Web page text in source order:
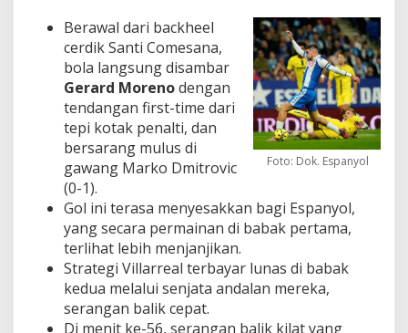
Foto: Dok. Espanyol
Berawal dari backheel
cerdik Santi Comesana,
bola langsung disambar
Gerard Morenodengan
tendangan first-time dari
tepi kotak penalti, dan
bersarang mulus di
gawang Marko Dmitrovic
(0-1).
Gol ini terasa menyesakkan bagi Espanyol,
yang secara permainan di babak pertama,
terlihat lebih menjanjikan.
Strategi Villarreal terbayar lunas di babak
kedua melalui senjata andalan mereka,
serangan balik cepat.
Di menit ke-56, serangan balik kilat yang